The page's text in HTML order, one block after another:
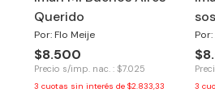
Querido
Por: Flo Meije
$8.500
Precio s/imp. nac. : $7.025
3 cuotas sin interés de $2.833,33 3